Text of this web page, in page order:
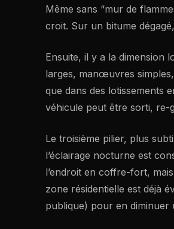
Même sans “mur de
croit. Sur un bitume
Ensuite, il y a la dimension
larges, manœuvres
que dans des lotissements
véhicule peut être sorti, re-
Le troisième pilier, plus
l’éclairage nocturne est
l’endroit en coffre-fort,
zone résidentielle est déjà
publique) pour en diminuer